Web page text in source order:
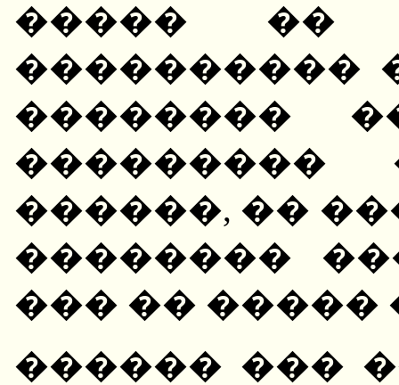
����� ��
����������
��������
������, ��
��������
��� �� �����
������ ���